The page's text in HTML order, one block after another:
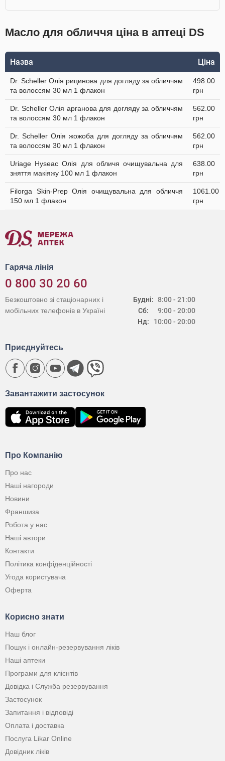
Масло для обличчя ціна в аптеці DS
Назва Ціна
Dr. Scheller Олія рицинова для догляду за обличчям
та волоссям 30 мл 1 флакон
498.00
грн
Dr. Scheller Олія арганова для догляду за обличчям
та волоссям 30 мл 1 флакон
562.00
грн
Dr. Scheller Олія жожоба для догляду за обличчям
та волоссям 30 мл 1 флакон
562.00
грн
Uriage Hyseac Олія для обличя очищувальна для
зняття макіяжу 100 мл 1 флакон
638.00
грн
Filorga Skin-Prep Олія очищувальна для обличчя
150 мл 1 флакон
1061.00
грн
Гаряча лінія
0 800 30 20 60
Будні:
Сб:
Нд:
8:00 - 21:00
9:00 - 20:00
10:00 - 20:00
Безкоштовно зі стаціонарних і
мобільних телефонів в Україні
Про Компанію
Про нас
Наші нагороди
Новини
Франшиза
Робота у нас
Наші автори
Контакти
Політика конфіденційності
Угода користувача
Оферта
Корисно знати
Наш блог
Пошук і онлайн-резервування ліків
Наші аптеки
Програми для клієнтів
Довідка і Служба резервування
Застосунок
Запитання і відповіді
Оплата і доставка
Послуга Likar Online
Довідник ліків
Завантажити застосунок
Приєднуйтесь